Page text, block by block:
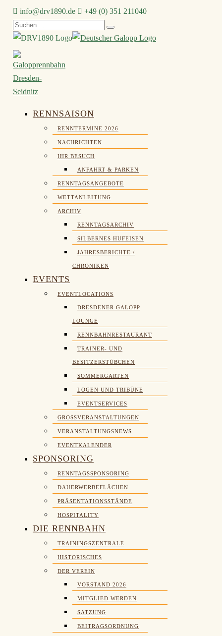
Zum
Inhalt
springen
info@drv1890.de​
+49 (0) 351 211040
Suchen
nach:
RENNSAISON
RENNTERMINE 2026
NACHRICHTEN
IHR BESUCH
ANFAHRT & PARKEN
RENNTAGSANGEBOTE
WETTANLEITUNG
ARCHIV
RENNTAGSARCHIV
SILBERNES HUFEISEN
JAHRESBERICHTE /
CHRONIKEN
EVENTS
EVENTLOCATIONS
DRESDENER GALOPP
LOUNGE
RENNBAHNRESTAURANT
TRAINER- UND
BESITZERSTÜBCHEN
SOMMERGARTEN
LOGEN UND TRIBÜNE
EVENTSERVICES
GROSSVERANSTALTUNGEN
VERANSTALTUNGSNEWS
EVENTKALENDER
SPONSORING
RENNTAGSSPONSORING
DAUERWERBEFLÄCHEN
PRÄSENTATIONSSTÄNDE
HOSPITALITY
DIE RENNBAHN
TRAININGSZENTRALE
HISTORISCHES
DER VEREIN
VORSTAND 2026
MITGLIED WERDEN
SATZUNG
BEITRAGSORDNUNG